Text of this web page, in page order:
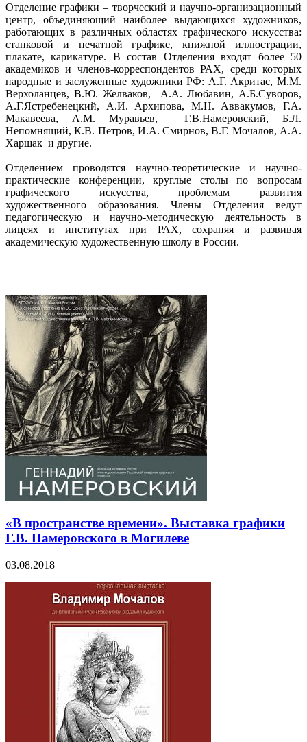
Отделение графики – творческий и научно-организационный
центр, объединяющий наиболее выдающихся художников,
работающих в различных областях графического искусства:
станковой и печатной графике, книжной иллюстрации,
плакате, карикатуре. В состав Отделения входят более 50
академиков и членов-корреспондентов РАХ, среди которых
народные и заслуженные художники РФ: А.Г. Акритас, М.М.
Верхоланцев, В.Ю. Желваков, А.А. Любавин, А.Б.Суворов,
А.Г.Ястребенецкий, А.И. Архипова, М.Н. Аввакумов, Г.А.
Макавеева, А.М. Муравьев, Г.В.Намеровский, Б.Л.
Непомнящий, К.В. Петров, И.А. Смирнов, В.Г. Мочалов, А.А.
Харшак и другие.
Отделением проводятся научно-теоретические и научно-
практические конференции, круглые столы по вопросам
графического искусства, проблемам развития
художественного образования. Члены Отделения ведут
педагогическую и научно-методическую деятельность в
лицеях и институтах при РАХ, сохраняя и развивая
академическую художественную школу в России.
«В пространстве времени». Выставка графики
Г.В. Намеровского в Могилеве
03.08.2018